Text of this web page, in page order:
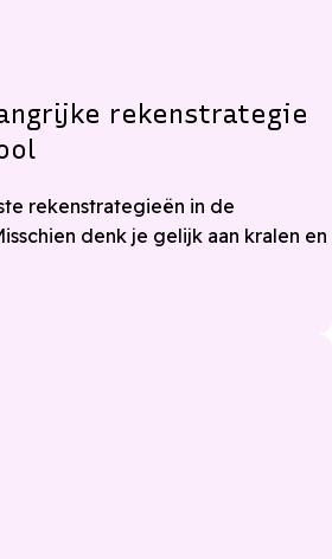
rekenstrategie
rekenstrategieën in de
denk je gelijk aan kralen en